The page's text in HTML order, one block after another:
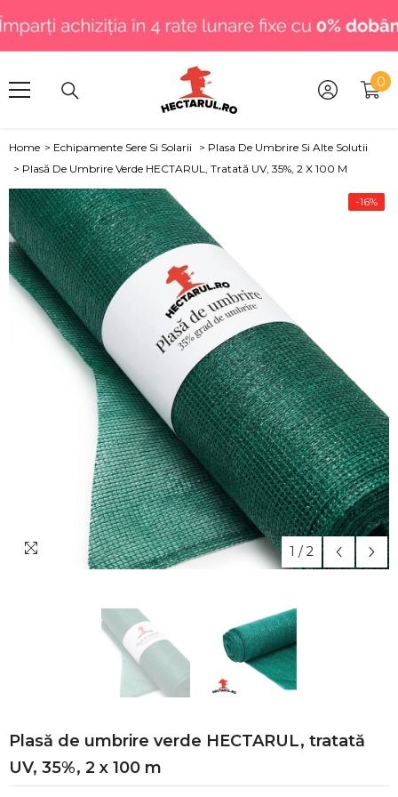
.
00
Home > Echipamente Sere Si Solarii > Plasa De Umbrire Si Alte Solutii
> Plasă De Umbrire Verde HECTARUL, Tratată UV, 35%, 2 X 100 M
-16%
1 / 2
Plasă de umbrire verde HECTARUL, tratată
UV, 35%, 2 x 100 m